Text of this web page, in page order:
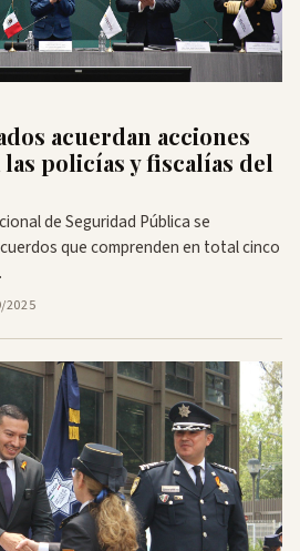
acuerdan acciones
policías y fiscalías del
de Seguridad Pública se
que comprenden en total cinco
2025